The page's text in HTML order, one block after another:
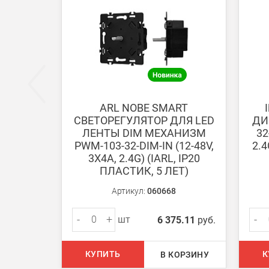
Безналичная оплата по счету
Вы можете оплатить заказ по выставленному
После получения оплаты счета с Вами
Доставка:
Самовывоз
Вы можете самостоятельно забрать заказ в
В Москве (внутри МКАД)
БЕСПЛАТНАЯ доставка при сумме заказа от 7000
ARL NOBE SMART
СВЕТОРЕГУЛЯТОР ДЛЯ LED
ЛЕНТЫ DIM МЕХАНИЗМ
PWM-103-32-DIM-IN (12-48V,
3Х4A, 2.4G) (IARL, IP20
ПЛАСТИК, 5 ЛЕТ)
Артикул: 060668
- + шт 6 375.11 руб.
КУПИТЬ В КОРЗИНУ
-